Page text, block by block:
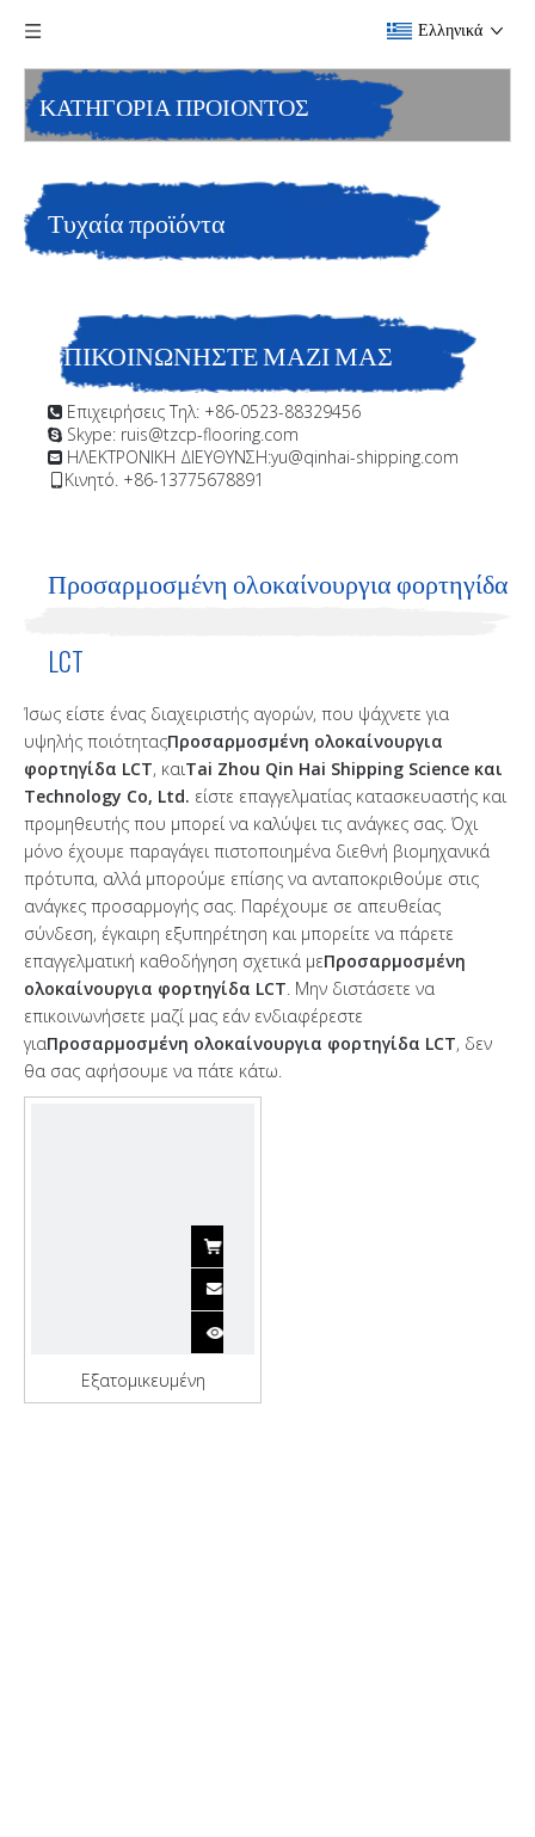
Ελληνικά
ΚΑΤΗΓΟΡΙΑ ΠΡΟΙΟΝΤΟΣ
Τυχαία προϊόντα
ΕΠΙΚΟΙΝΩΝΗΣΤΕ ΜΑΖΙ ΜΑΣ
 Επιχειρήσεις Τηλ: +86-0523-88329456
 Skype: ruis@tzcp-flooring.com
 ΗΛΕΚΤΡΟΝΙΚΗ ΔΙΕΥΘΥΝΣΗ:yu@qinhai-shipping.com
Κινητό. +86-13775678891
Προσαρμοσμένη ολοκαίνουργια φορτηγίδα
LCT
Ίσως είστε ένας διαχειριστής αγορών, που ψάχνετε για
υψηλής ποιότηταςΠροσαρμοσμένη ολοκαίνουργια
φορτηγίδα LCT, καιTai Zhou Qin Hai Shipping Science και
Technology Co, Ltd. είστε επαγγελματίας κατασκευαστής και
προμηθευτής που μπορεί να καλύψει τις ανάγκες σας. Όχι
μόνο έχουμε παραγάγει πιστοποιημένα διεθνή βιομηχανικά
πρότυπα, αλλά μπορούμε επίσης να ανταποκριθούμε στις
ανάγκες προσαρμογής σας. Παρέχουμε σε απευθείας
σύνδεση, έγκαιρη εξυπηρέτηση και μπορείτε να πάρετε
επαγγελματική καθοδήγηση σχετικά μεΠροσαρμοσμένη
ολοκαίνουργια φορτηγίδα LCT. Μην διστάσετε να
επικοινωνήσετε μαζί μας εάν ενδιαφέρεστε
γιαΠροσαρμοσμένη ολοκαίνουργια φορτηγίδα LCT, δεν
θα σας αφήσουμε να πάτε κάτω.
Εξατομικευμένη
ολοκαίνουργια φορτηγίδα